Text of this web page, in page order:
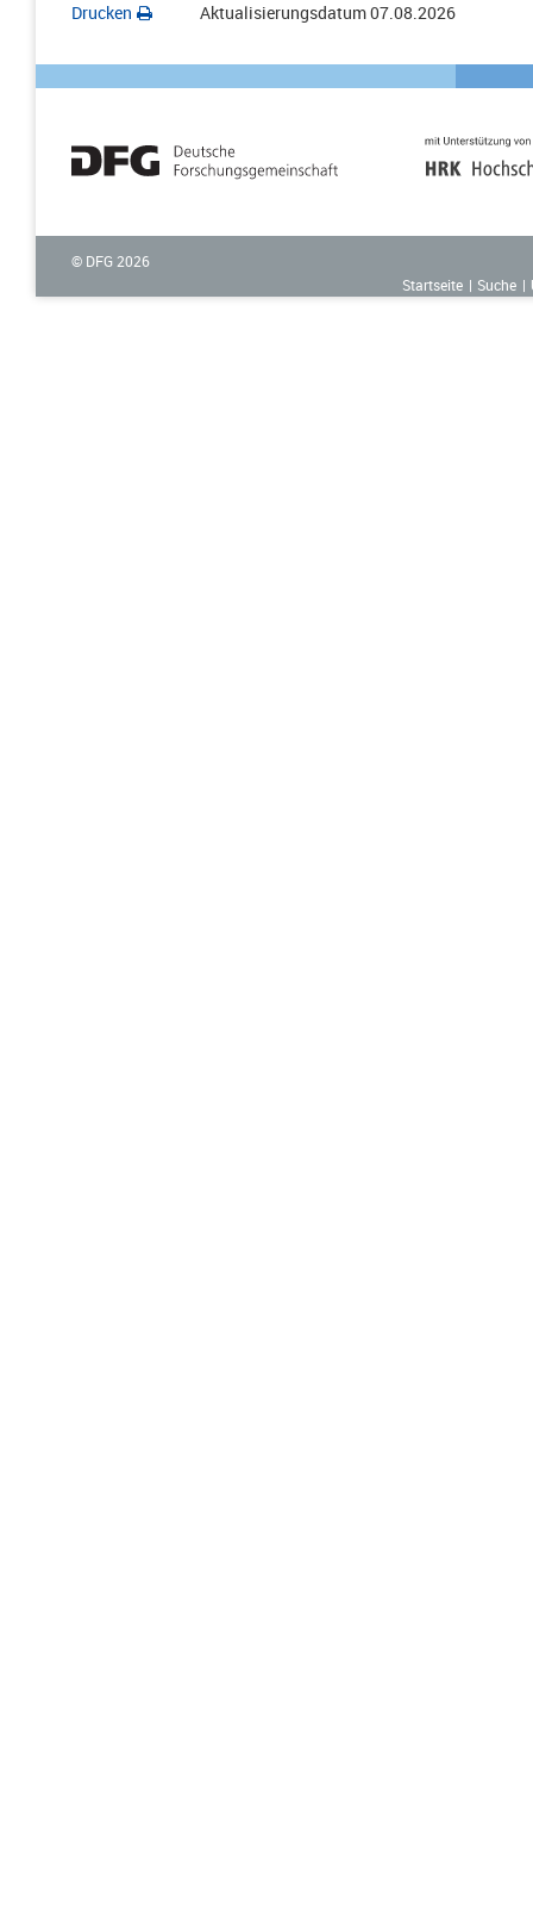
Drucken Aktualisierungsdatum07.08.2026
© DFG 2026
Startseite
Suche